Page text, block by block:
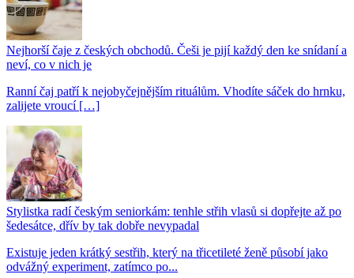
Nejhorší čaje z českých obchodů. Češi je pijí každý den ke snídaní a
neví, co v nich je
Ranní čaj patří k nejobyčejnějším rituálům. Vhodíte sáček do hrnku,
zalijete vroucí […]
Stylistka radí českým seniorkám: tenhle střih vlasů si dopřejte až po
šedesátce, dřív by tak dobře nevypadal
Existuje jeden krátký sestřih, který na třicetileté ženě působí jako
odvážný experiment, zatímco po...